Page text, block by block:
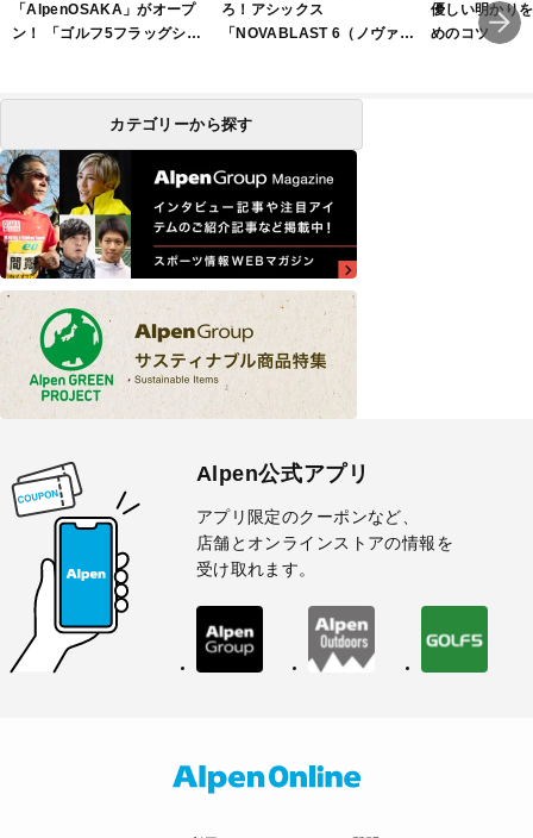
「AlpenOSAKA」がオープ
ン！ 「ゴルフ5フラッグシッ
ろ！アシックス
「NOVABLAST 6（ノヴァブ
優しい明かり
めのコツ
カテゴリーから探す
Alpen公式アプリ
アプリ限定のクーポンなど、
店舗とオンラインストアの情報を
受け取れます。